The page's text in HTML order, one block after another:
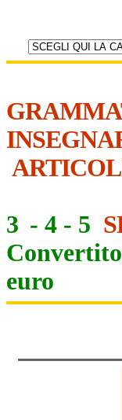
3 - 4 - 5
euro